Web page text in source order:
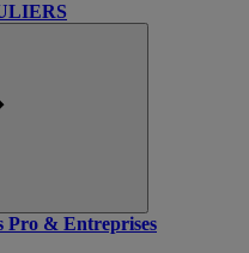
Pro & Entreprises